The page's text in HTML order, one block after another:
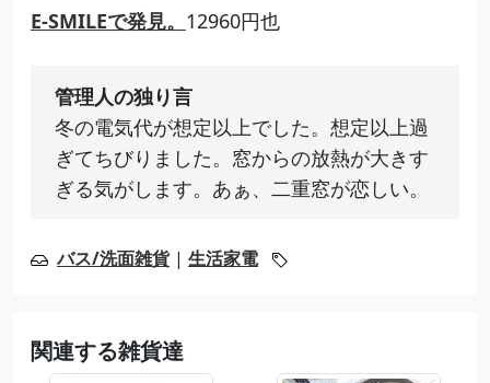
E-SMILEで発見。 12960円也
管理人の独り言
冬の電気代が想定以上でした。想定以上過
ぎてちびりました。窓からの放熱が大きす
ぎる気がします。あぁ、二重窓が恋しい。
バス/洗面雑貨| 生活家電
関連する雑貨達